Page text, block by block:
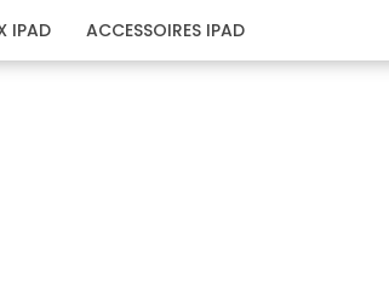
IPAD ACCESSOIRES IPAD